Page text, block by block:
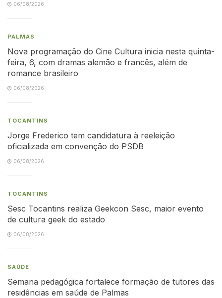
06/08/2026
PALMAS
Nova programação do Cine Cultura inicia nesta quinta-
feira, 6, com dramas alemão e francês, além de
romance brasileiro
06/08/2026
TOCANTINS
Jorge Frederico tem candidatura à reeleição
oficializada em convenção do PSDB
06/08/2026
TOCANTINS
Sesc Tocantins realiza Geekcon Sesc, maior evento
de cultura geek do estado
06/08/2026
SAÚDE
Semana pedagógica fortalece formação de tutores das
residências em saúde de Palmas